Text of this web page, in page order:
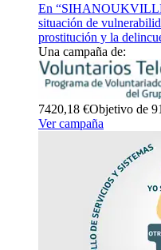
En
situación de
prostitución y la
Una campaña de:
7420,18 €Objetivo de
Ver campaña